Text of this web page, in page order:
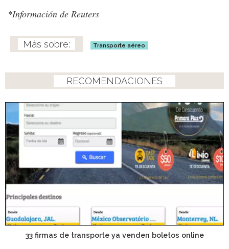
*Información de Reuters
Transporte aéreo
RECOMENDACIONES
33 firmas de transporte ya venden boletos online